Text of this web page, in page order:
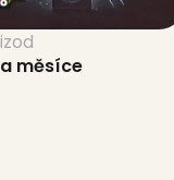
měsíce